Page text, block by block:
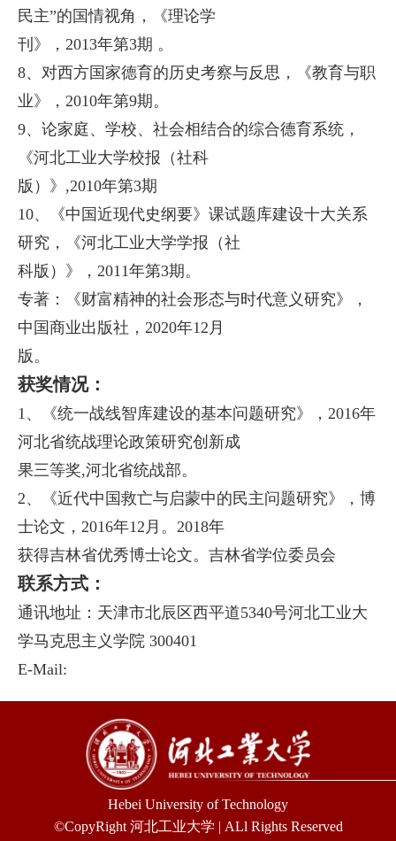
民主”的国情视角，《理论学
刊》，2013年第3期 。
8、对西方国家德育的历史考察与反思，《教育与职
业》，2010年第9期。
9、论家庭、学校、社会相结合的综合德育系统，
《河北工业大学校报（社科
版）》,2010年第3期
10、《中国近现代史纲要》课试题库建设十大关系
研究，《河北工业大学学报（社
科版）》，2011年第3期。
专著：《财富精神的社会形态与时代意义研究》，
中国商业出版社，2020年12月
版。
获奖情况：
1、《统一战线智库建设的基本问题研究》，2016年
河北省统战理论政策研究创新成
果三等奖,河北省统战部。
2、《近代中国救亡与启蒙中的民主问题研究》，博
士论文，2016年12月。2018年
获得吉林省优秀博士论文。吉林省学位委员会
联系方式：
通讯地址：天津市北辰区西平道5340号河北工业大
学马克思主义学院 300401
E-Mail:
Hebei University of Technology
©CopyRight 河北工业大学 | ALl Rights Reserved